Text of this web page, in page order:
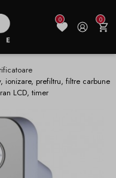
0 0
ionizare, prefiltru, filtre carbune
LCD, timer